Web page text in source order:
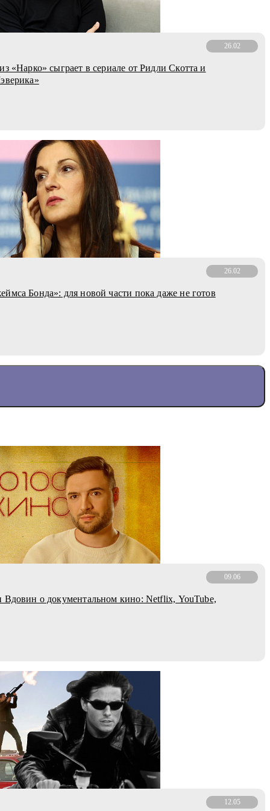
26.02
«Нарко» сыграет в сериале от Ридли Скотта и
26.02
Бонда»: для новой части пока даже не готов
09.06
Вдовин о документальном кино: Netflix, YouTube,
12.05